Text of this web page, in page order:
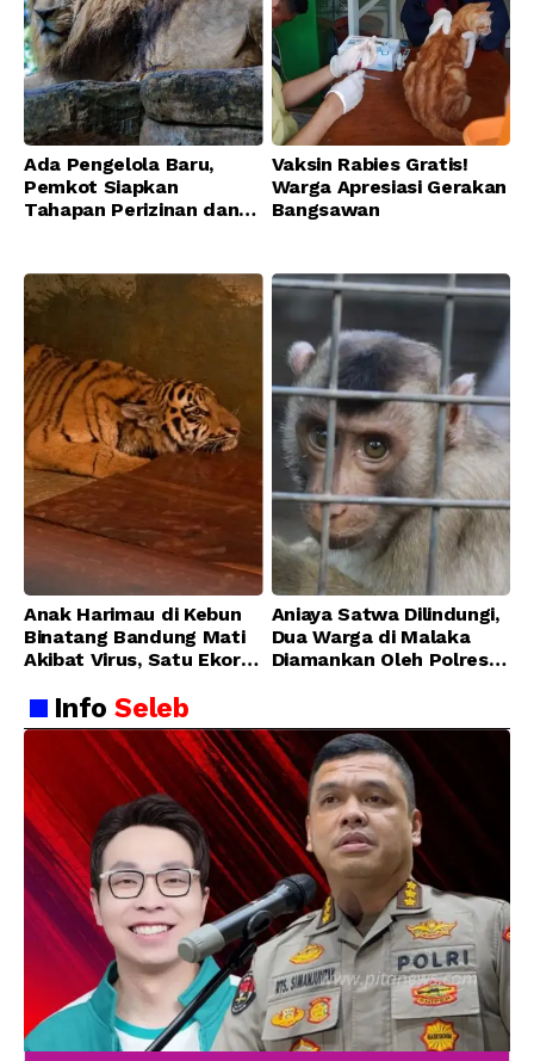
Ada Pengelola Baru,
Pemkot Siapkan
Tahapan Perizinan dan
Vaksin Rabies Gratis!
Warga Apresiasi Gerakan
Bangsawan
Anak Harimau di Kebun
Binatang Bandung Mati
Akibat Virus, Satu Ekor
Membaik
Aniaya Satwa Dilindungi,
Dua Warga di Malaka
Diamankan Oleh Polres
InfoSeleb